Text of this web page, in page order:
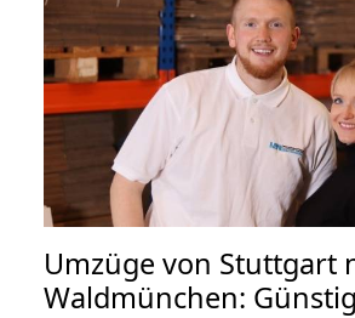
Umzüge von Stuttgart
Waldmünchen: